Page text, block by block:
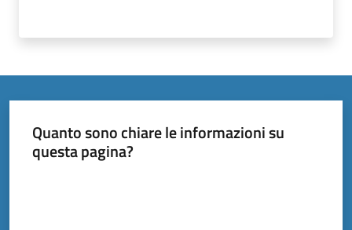
Documenti
dati
Scopri
Quanto sono chiare le informazioni su
questa pagina?